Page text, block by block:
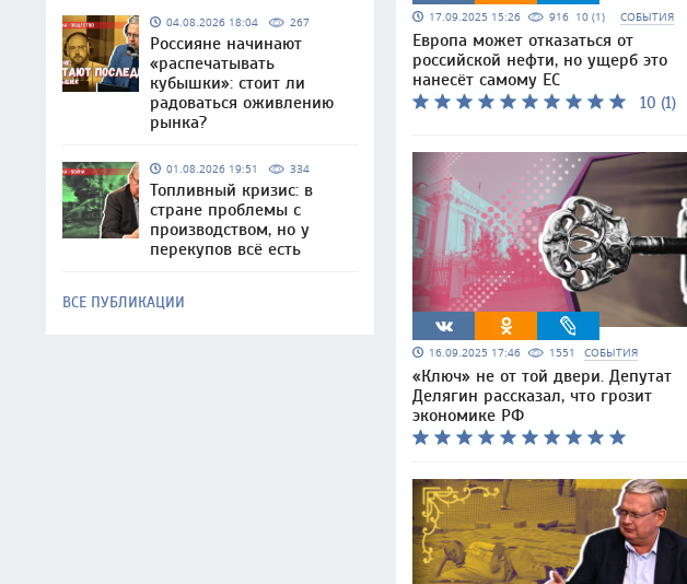
04.08.2026 18:04 267
Россияне начинают
«распечатывать
кубышки»: стоит ли
радоваться оживлению
рынка?
01.08.2026 19:51 334
Топливный кризис: в
стране проблемы с
производством, но у
перекупов всё есть
ВСЕ ПУБЛИКАЦИИ
17.09.2025 15:26 916 10 (1) СОБЫТИЯ
Европа может отказаться от
российской нефти, но ущерб это
нанесёт самому ЕС
10 (1)
16.09.2025 17:46 1551 СОБЫТИЯ
«Ключ» не от той двери. Депутат
Делягин рассказал, что грозит
экономике РФ